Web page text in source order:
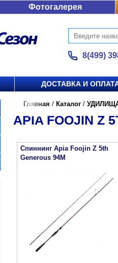
Фотогалерея
8(499)
ДОСТАВКА И
Главная / Каталог /
APIA FOOJIN Z
Спиннинг Apia Foojin Z 5th
Generous 94M